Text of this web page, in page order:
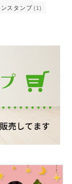
スタンプ (1)